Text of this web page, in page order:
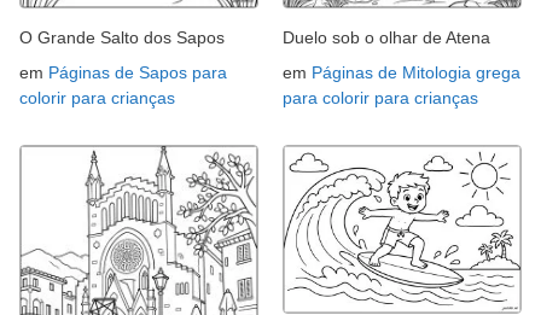
O Grande Salto dos Sapos
em Páginas de Sapos para
colorir para crianças
Duelo sob o olhar de Atena
em Páginas de Mitologia grega
para colorir para crianças